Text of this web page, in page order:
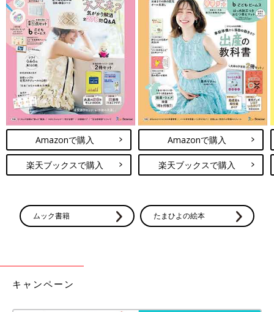
出典：Instagramアカウント「kao.choco」
で上品かつ華やかに仕上がります。ボタンを全部留めてトップス
にしても良いですし、ボタンを開けてもちろん羽織りにも◎。少
し暑さが残る秋にはキャミや半袖と合わせ、寒くなればロンTや
Amazonで購入
楽天ブックスで購入
Amazonで購入
楽天ブックスで購入
ムック書籍 たまひよの絵本
キャンペーン